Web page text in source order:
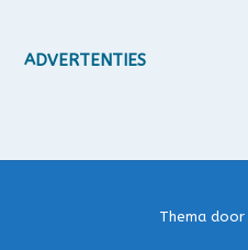
ADVERTENTIES
Thema door